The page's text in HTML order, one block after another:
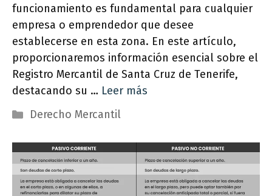
funcionamiento es fundamental para cualquier
empresa o emprendedor que desee
establecerse en esta zona. En este artículo,
proporcionaremos información esencial sobre el
Registro Mercantil de Santa Cruz de Tenerife,
destacando su … Leer más
Categorías
Derecho Mercantil